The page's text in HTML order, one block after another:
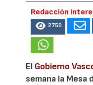
Redacción
2750
El Gobierno
semana la Mesa